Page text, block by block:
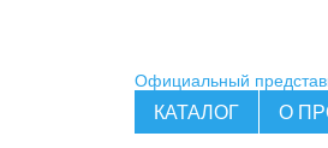
Официальный
КАТАЛОГ О